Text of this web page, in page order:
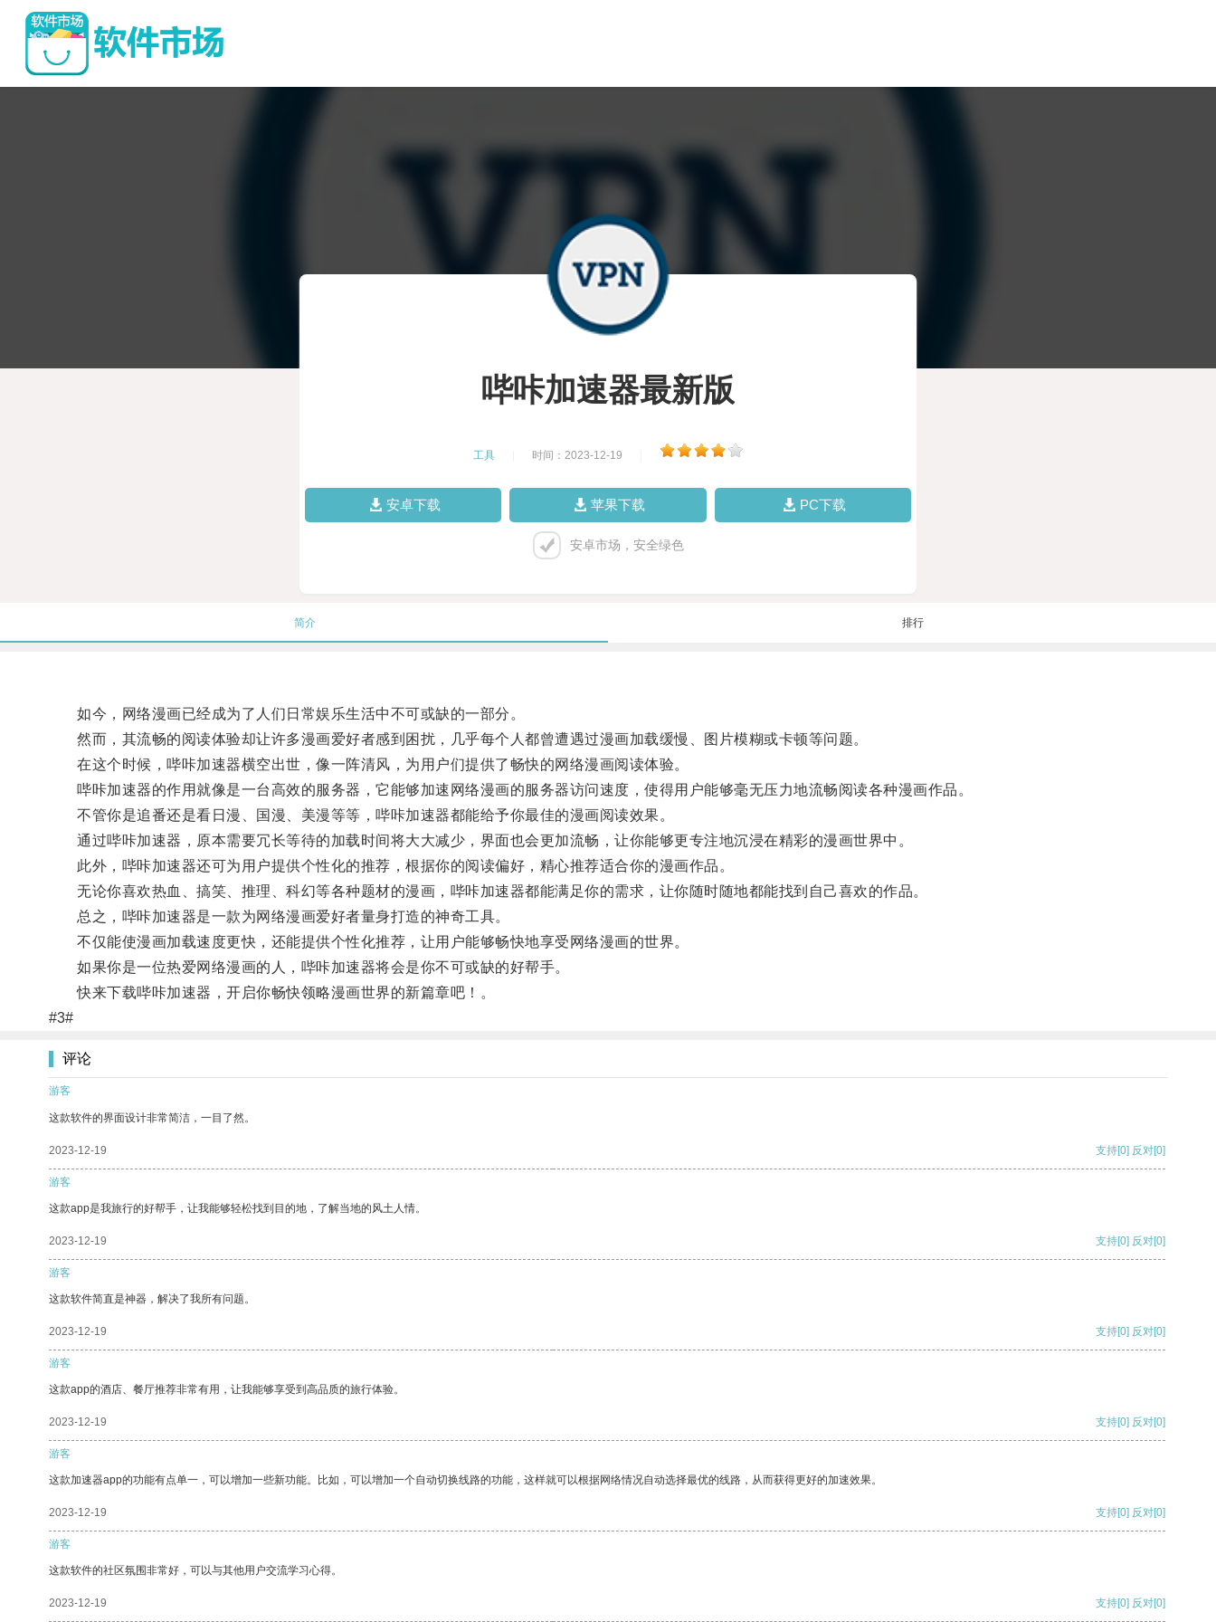
哔咔加速器最新版
工具 时间：2023-12-19
安卓下载 苹果下载 PC下载
安卓市场，安全绿色
简介 排行
如今，网络漫画已经成为了人们日常娱乐生活中不可或缺的一部分。
然而，其流畅的阅读体验却让许多漫画爱好者感到困扰，几乎每个人都曾遭遇过漫画加载缓慢、图片模糊或卡顿等问题。
在这个时候，哔咔加速器横空出世，像一阵清风，为用户们提供了畅快的网络漫画阅读体验。
哔咔加速器的作用就像是一台高效的服务器，它能够加速网络漫画的服务器访问速度，使得用户能够毫无压力地流畅阅读各种漫画作品。
不管你是追番还是看日漫、国漫、美漫等等，哔咔加速器都能给予你最佳的漫画阅读效果。
通过哔咔加速器，原本需要冗长等待的加载时间将大大减少，界面也会更加流畅，让你能够更专注地沉浸在精彩的漫画世界中。
此外，哔咔加速器还可为用户提供个性化的推荐，根据你的阅读偏好，精心推荐适合你的漫画作品。
无论你喜欢热血、搞笑、推理、科幻等各种题材的漫画，哔咔加速器都能满足你的需求，让你随时随地都能找到自己喜欢的作品。
总之，哔咔加速器是一款为网络漫画爱好者量身打造的神奇工具。
不仅能使漫画加载速度更快，还能提供个性化推荐，让用户能够畅快地享受网络漫画的世界。
如果你是一位热爱网络漫画的人，哔咔加速器将会是你不可或缺的好帮手。
快来下载哔咔加速器，开启你畅快领略漫画世界的新篇章吧！。
#3#
评论
游客
这款软件的界面设计非常简洁，一目了然。
2023-12-19 支持[0] 反对[0]
游客
这款app是我旅行的好帮手，让我能够轻松找到目的地，了解当地的风土人情。
2023-12-19 支持[0] 反对[0]
游客
这款软件简直是神器，解决了我所有问题。
2023-12-19 支持[0] 反对[0]
游客
这款app的酒店、餐厅推荐非常有用，让我能够享受到高品质的旅行体验。
2023-12-19 支持[0] 反对[0]
游客
这款加速器app的功能有点单一，可以增加一些新功能。比如，可以增加一个自动切换线路的功能，这样就可以根据网络情况自动选择最优的线路，从而获得更好的加速效果。
2023-12-19 支持[0] 反对[0]
游客
这款软件的社区氛围非常好，可以与其他用户交流学习心得。
2023-12-19 支持[0] 反对[0]